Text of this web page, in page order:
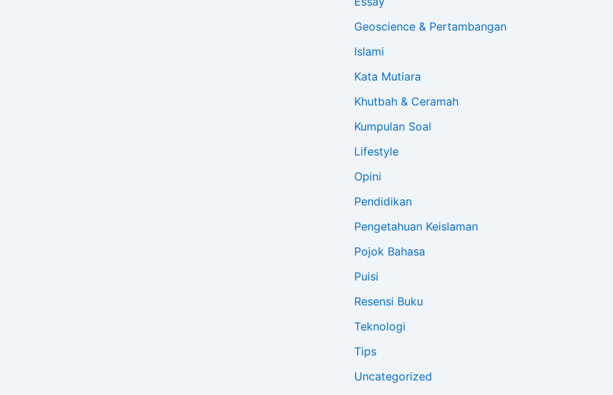
Geoscience & Pertambangan
Islami
Kata Mutiara
Khutbah & Ceramah
Kumpulan Soal
Lifestyle
Opini
Pendidikan
Pengetahuan Keislaman
Pojok Bahasa
Puisi
Resensi Buku
Teknologi
Tips
Uncategorized